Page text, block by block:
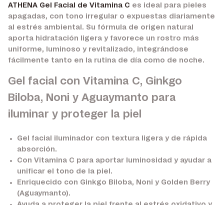
ATHENA Gel Facial de Vitamina C es ideal para pieles
apagadas, con tono irregular o expuestas diariamente
al estrés ambiental. Su fórmula de origen natural
aporta hidratación ligera y favorece un rostro más
uniforme, luminoso y revitalizado, integrándose
fácilmente tanto en la rutina de día como de noche.
Gel facial con Vitamina C, Ginkgo
Biloba, Noni y Aguaymanto para
iluminar y proteger la piel
Gel facial iluminador con textura ligera y de rápida
absorción.
Con Vitamina C para aportar luminosidad y ayudar a
unificar el tono de la piel.
Enriquecido con Ginkgo Biloba, Noni y Golden Berry
(Aguaymanto).